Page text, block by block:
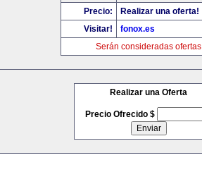
Precio:
Realizar una oferta!
Visitar!
fonox.es
Serán consideradas ofertas
Realizar una Oferta
Precio Ofrecido $